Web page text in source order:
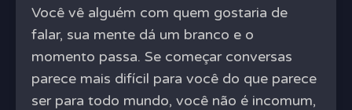
Você vê alguém com quem gostaria de
falar, sua mente dá um branco e o
momento passa. Se começar conversas
parece mais difícil para você do que parece
ser para todo mundo, você não é incomum,